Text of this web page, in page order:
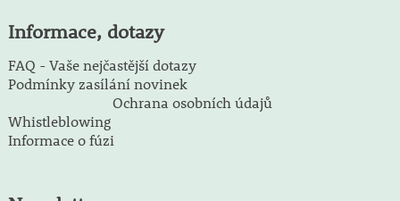
Informace, dotazy
FAQ - Vaše nejčastější dotazy
Podmínky zasílání novinek
Ochrana osobních údajů
Whistleblowing
Informace o fúzi